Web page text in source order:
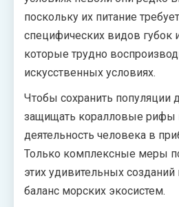
поскольку их питание
специфических видов губок
которые трудно
искусственных условиях.
Чтобы сохранить популяции
защищать коралловые рифы
деятельность человека в
Только комплексные меры
этих удивительных
баланс морских экосистем.